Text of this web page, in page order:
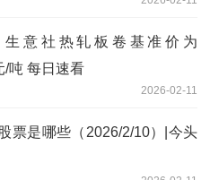
生意社热轧板卷基准价为
/吨 每日速看
2026-02-11
票是哪些（2026/2/10）|今头